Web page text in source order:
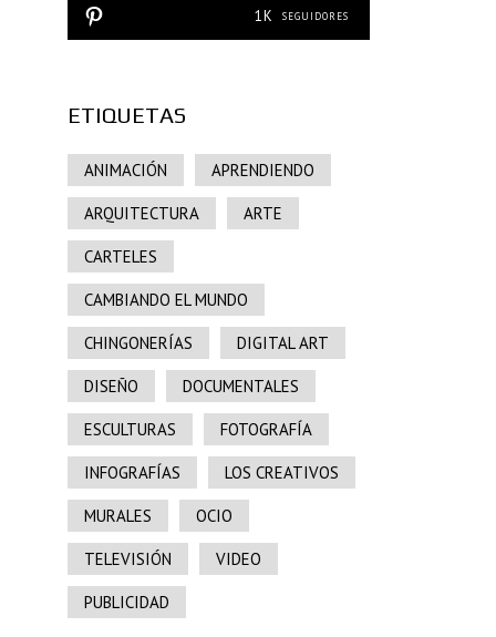
1K SEGUIDORES
ETIQUETAS
ANIMACIÓN APRENDIENDO
ARQUITECTURA ARTE
CARTELES
CAMBIANDO EL MUNDO
CHINGONERÍAS DIGITAL ART
DISEÑO DOCUMENTALES
ESCULTURAS FOTOGRAFÍA
INFOGRAFÍAS LOS CREATIVOS
MURALES OCIO
TELEVISIÓN VIDEO
PUBLICIDAD